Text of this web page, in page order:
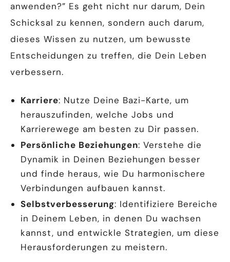
anwenden?” Es geht nicht nur darum, Dein
Schicksal zu kennen, sondern auch darum,
dieses Wissen zu nutzen, um bewusste
Entscheidungen zu treffen, die Dein Leben
verbessern.
Karriere: Nutze Deine Bazi-Karte, um
herauszufinden, welche Jobs und
Karrierewege am besten zu Dir passen.
Persönliche Beziehungen: Verstehe die
Dynamik in Deinen Beziehungen besser
und finde heraus, wie Du harmonischere
Verbindungen aufbauen kannst.
Selbstverbesserung: Identifiziere Bereiche
in Deinem Leben, in denen Du wachsen
kannst, und entwickle Strategien, um diese
Herausforderungen zu meistern.